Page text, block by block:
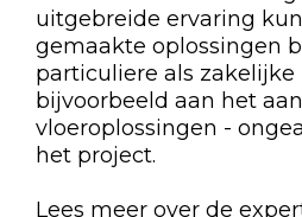
uitgebreide ervaring
gemaakte oplossingen
particuliere als
bijvoorbeeld aan het
vloeroplossingen -
het project.
Lees meer over de